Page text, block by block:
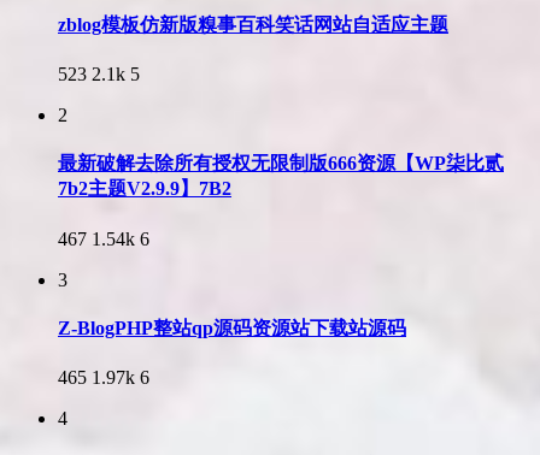
zblog模板仿新版糗事百科笑话网站自适应主题
523 2.1k 5
2
最新破解去除所有授权无限制版666资源【WP柒比贰
7b2主题V2.9.9】7B2
467 1.54k 6
3
Z-BlogPHP整站qp源码资源站下载站源码
465 1.97k 6
4